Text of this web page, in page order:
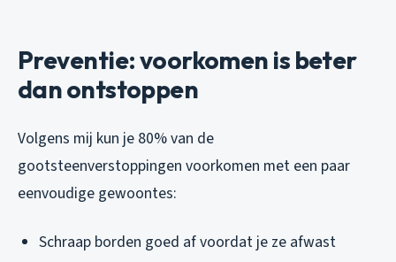
Preventie: voorkomen is beter
dan ontstoppen
Volgens mij kun je 80% van de
gootsteenverstoppingen voorkomen met een paar
eenvoudige gewoontes:
Schraap borden goed af voordat je ze afwast